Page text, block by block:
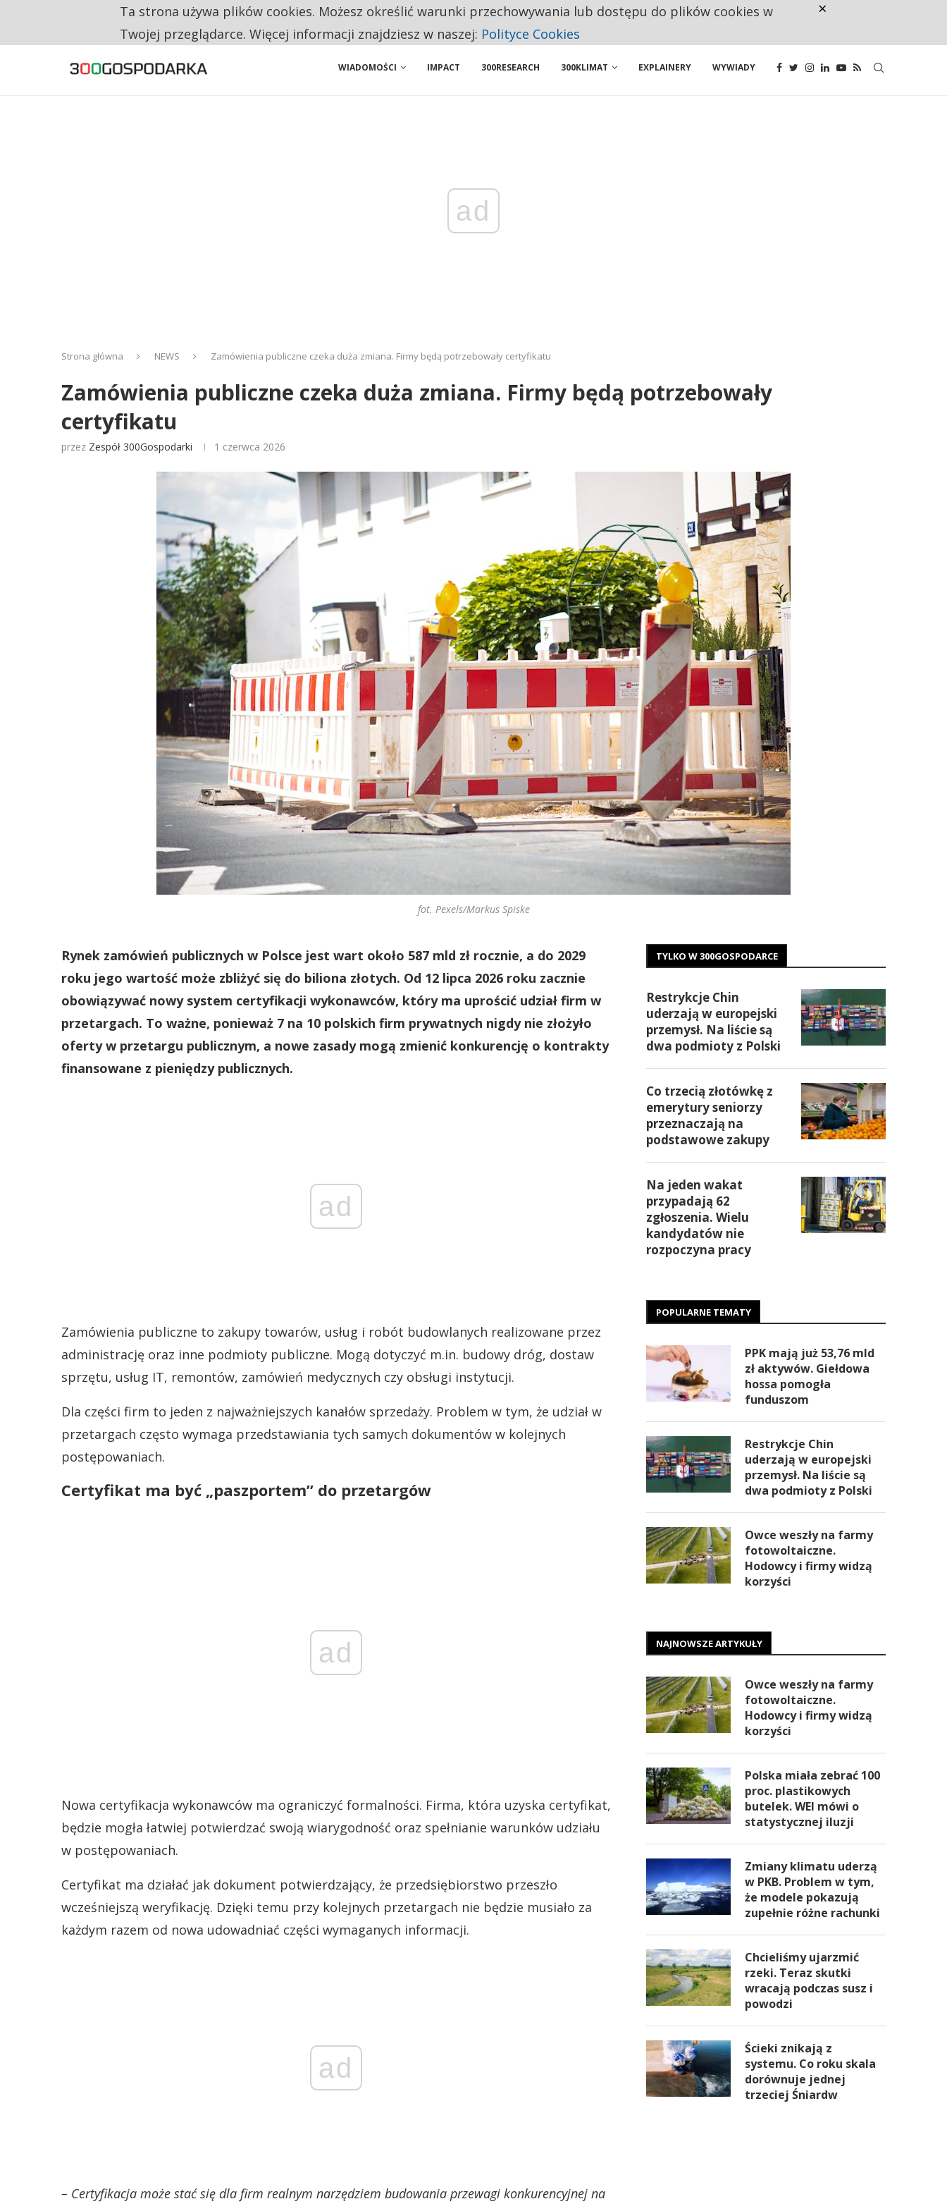
NA JEDEN WAKAT PRZYPADAJĄ 62 ZGŁOSZENIA. WIELU KANDYDATÓW NIE ROZPOCZYNA PRACY
WIADOMOŚCI IMPACT 300RESEARCH 300KLIMAT EXPLAINERY WYWIADY
ad
Strona główna NEWS Zamówienia publiczne czeka duża zmiana. Firmy będą potrzebowały certyfikatu
Zamówienia publiczne czeka duża zmiana. Firmy będą potrzebowały
certyfikatu
przez Zespół 300Gospodarki 1 czerwca 2026
fot. Pexels/Markus Spiske
Rynek zamówień publicznych w Polsce jest wart około 587 mld zł rocznie, a do 2029
roku jego wartość może zbliżyć się do biliona złotych. Od 12 lipca 2026 roku zacznie
obowiązywać nowy system certyfikacji wykonawców, który ma uprościć udział firm w
przetargach. To ważne, ponieważ 7 na 10 polskich firm prywatnych nigdy nie złożyło
oferty w przetargu publicznym, a nowe zasady mogą zmienić konkurencję o kontrakty
finansowane z pieniędzy publicznych.
ad
Zamówienia publiczne to zakupy towarów, usług i robót budowlanych realizowane przez
administrację oraz inne podmioty publiczne. Mogą dotyczyć m.in. budowy dróg, dostaw
sprzętu, usług IT, remontów, zamówień medycznych czy obsługi instytucji.
Dla części firm to jeden z najważniejszych kanałów sprzedaży. Problem w tym, że udział w
przetargach często wymaga przedstawiania tych samych dokumentów w kolejnych
postępowaniach.
Certyfikat ma być „paszportem” do przetargów
ad
Nowa certyfikacja wykonawców ma ograniczyć formalności. Firma, która uzyska certyfikat,
będzie mogła łatwiej potwierdzać swoją wiarygodność oraz spełnianie warunków udziału
w postępowaniach.
Certyfikat ma działać jak dokument potwierdzający, że przedsiębiorstwo przeszło
wcześniejszą weryfikację. Dzięki temu przy kolejnych przetargach nie będzie musiało za
każdym razem od nowa udowadniać części wymaganych informacji.
ad
– Certyfikacja może stać się dla firm realnym narzędziem budowania przewagi konkurencyjnej na
TYLKO W 300GOSPODARCE
Restrykcje Chin
uderzają w europejski
przemysł. Na liście są
dwa podmioty z Polski
Co trzecią złotówkę z
emerytury seniorzy
przeznaczają na
podstawowe zakupy
Na jeden wakat
przypadają 62
zgłoszenia. Wielu
kandydatów nie
rozpoczyna pracy
POPULARNE TEMATY
PPK mają już 53,76 mld
zł aktywów. Giełdowa
hossa pomogła
funduszom
Restrykcje Chin
uderzają w europejski
przemysł. Na liście są
dwa podmioty z Polski
Owce weszły na farmy
fotowoltaiczne.
Hodowcy i firmy widzą
korzyści
NAJNOWSZE ARTYKUŁY
Owce weszły na farmy
fotowoltaiczne.
Hodowcy i firmy widzą
korzyści
Polska miała zebrać 100
proc. plastikowych
butelek. WEI mówi o
statystycznej iluzji
Zmiany klimatu uderzą
w PKB. Problem w tym,
że modele pokazują
zupełnie różne rachunki
Chcieliśmy ujarzmić
rzeki. Teraz skutki
wracają podczas susz i
powodzi
Ścieki znikają z
systemu. Co roku skala
dorównuje jednej
trzeciej Śniardw
Ta strona używa plików cookies. Możesz określić warunki przechowywania lub dostępu do plików cookies w
Twojej przeglądarce. Więcej informacji znajdziesz w naszej: Polityce Cookies
×